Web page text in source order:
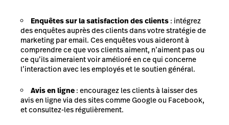
Enquêtes sur la satisfaction des clients : intégrez
des enquêtes auprès des clients dans votre stratégie de
marketing par email. Ces enquêtes vous aideront à
comprendre ce que vos clients aiment, n’aiment pas ou
ce qu’ils aimeraient voir amélioré en ce qui concerne
l’interaction avec les employés et le soutien général.
Avis en ligne : encouragez les clients à laisser des
avis en lignevia des sites comme Google ou Facebook,
et consultez-les régulièrement.